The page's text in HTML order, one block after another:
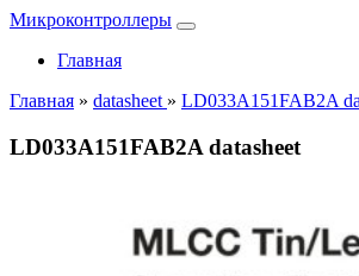
Микроконтроллеры
Главная
Главная » datasheet » LD033A151FAB2A
LD033A151FAB2A datasheet